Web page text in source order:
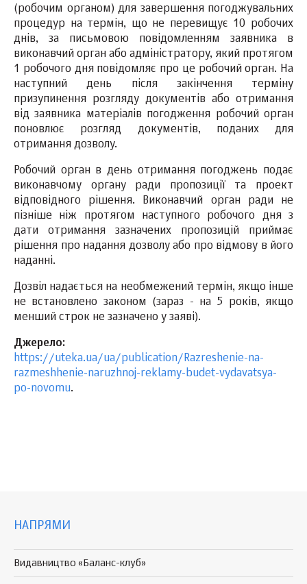
(робочим органом) для завершення погоджувальних
процедур на термін, що не перевищує 10 робочих
днів, за письмовою повідомленням заявника в
виконавчий орган або адміністратору, який протягом
1 робочого дня повідомляє про це робочий орган. На
наступний день після закінчення терміну
призупинення розгляду документів або отримання
від заявника матеріалів погодження робочий орган
поновлює розгляд документів, поданих для
отримання дозволу.
Робочий орган в день отримання погоджень подає
виконавчому органу ради пропозиції та проект
відповідного рішення. Виконавчий орган ради не
пізніше ніж протягом наступного робочого дня з
дати отримання зазначених пропозицій приймає
рішення про надання дозволу або про відмову в його
наданні.
Дозвіл надається на необмежений термін, якщо інше
не встановлено законом (зараз - на 5 років, якщо
менший строк не зазначено у заяві).
Джерело:
https://uteka.ua/ua/publication/Razreshenie-na-
razmeshhenie-naruzhnoj-reklamy-budet-vydavatsya-
po-novomu.
НАПРЯМИ
Видавництво «Баланс-клуб»